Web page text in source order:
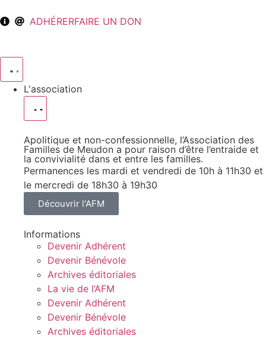
ADHÉRERFAIRE UN DON
L'association
Apolitique et non-confessionnelle, l’Association des
Familles de Meudon a pour raison d’être l’entraide et
la convivialité dans et entre les familles.
Permanences les mardi et vendredi de 10h à 11h30 et
le mercredi de 18h30 à 19h30
Découvrir l'AFM
Informations
Devenir Adhérent
Devenir Bénévole
Archives éditoriales
La vie de l’AFM
Devenir Adhérent
Devenir Bénévole
Archives éditoriales